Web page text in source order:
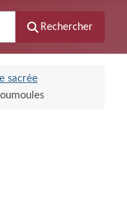
Rechercher
sacrée